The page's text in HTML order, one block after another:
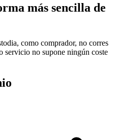
más sencilla de
como comprador, no corres
servicio no supone ningún coste